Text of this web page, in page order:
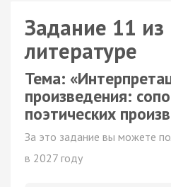
Задание 11 из
литературе
Тема:
произведения:
поэтических
За это задание вы можете
в 2027 году